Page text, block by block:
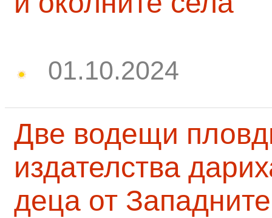
01.10.2024
Две водещи
издателства
деца от